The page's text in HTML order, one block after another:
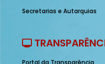
Secretarias e Autarquias
Portal da Transparência